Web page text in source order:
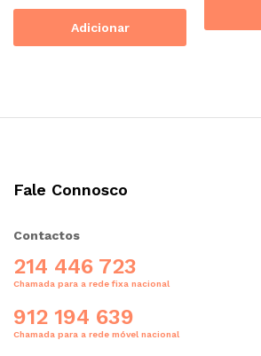
Adicionar
Fale Connosco
Contactos
214 446 723
Chamada para a rede fixa nacional
912 194 639
Chamada para a rede móvel nacional